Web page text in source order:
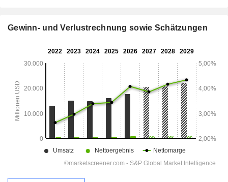
Gewinn- und Verlustrechnung sowie Schätzungen